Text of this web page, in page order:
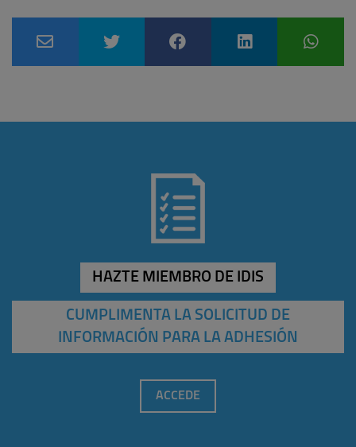
HAZTE MIEMBRO DE IDIS
CUMPLIMENTA LA SOLICITUD DE
INFORMACIÓN PARA LA ADHESIÓN
ACCEDE